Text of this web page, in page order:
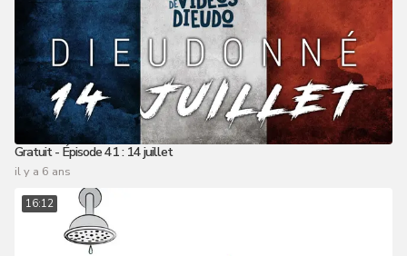
Gratuit - Épisode 41 : 14 juillet
il y a 6 ans
16:12